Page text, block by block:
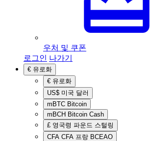
우처 및 쿠폰
로그인 나가기
€ 유로화
€ 유로화
US$ 미국 달러
mBTC Bitcoin
mBCH Bitcoin Cash
£ 영국령 파운드 스털링
CFA CFA 프랑 BCEAO